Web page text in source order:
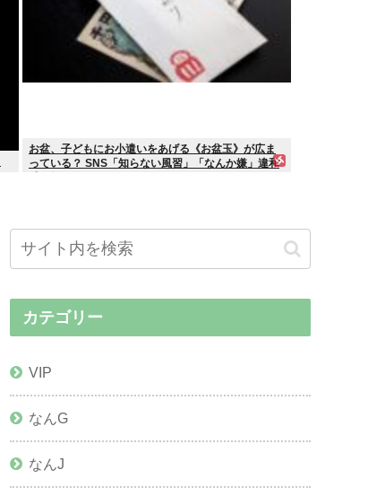
お盆、子どもにお小遣いをあげる《お盆玉》が広ま
っている？ SNS「知らない風習」「なんか嫌」違和
カテゴリー
VIP
なんG
なんJ